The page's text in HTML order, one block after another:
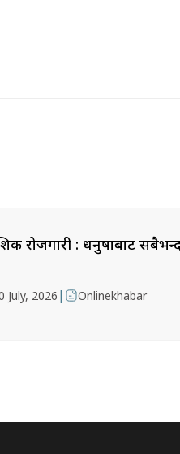
रोजगारी : धनुषाबाट
July, 2026 | Onlinekhabar